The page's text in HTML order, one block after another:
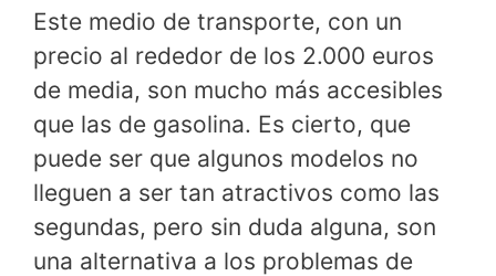
Este medio de transporte, con un
precio al rededor de los 2.000 euros
de media, son mucho más accesibles
que las de gasolina. Es cierto, que
puede ser que algunos modelos no
lleguen a ser tan atractivos como las
segundas, pero sin duda alguna, son
una alternativa a los problemas de